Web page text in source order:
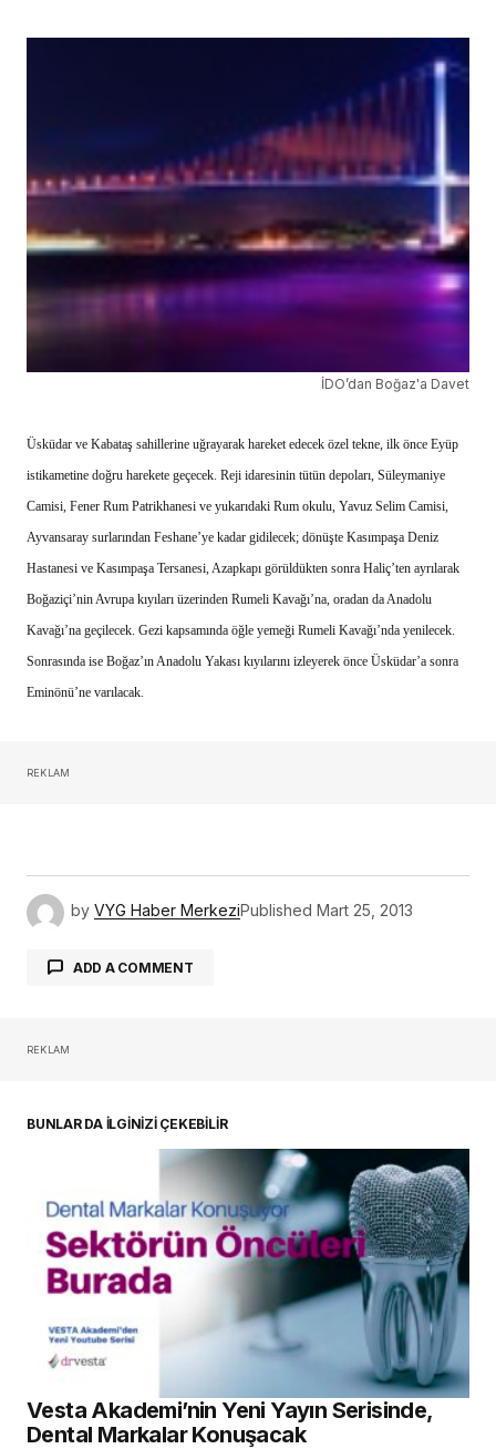
İDO’dan Boğaz'a Davet
Üsküdar ve Kabataş sahillerine uğrayarak hareket edecek özel tekne, ilk önce Eyüp
istikametine doğru harekete geçecek. Reji idaresinin tütün depoları, Süleymaniye
Camisi, Fener Rum Patrikhanesi ve yukarıdaki Rum okulu, Yavuz Selim Camisi,
Ayvansaray surlarından Feshane’ye kadar gidilecek; dönüşte Kasımpaşa Deniz
Hastanesi ve Kasımpaşa Tersanesi, Azapkapı görüldükten sonra Haliç’ten ayrılarak
Boğaziçi’nin Avrupa kıyıları üzerinden Rumeli Kavağı’na, oradan da Anadolu
Kavağı’na geçilecek. Gezi kapsamında öğle yemeği Rumeli Kavağı’nda yenilecek.
Sonrasında ise Boğaz’ın Anadolu Yakası kıyılarını izleyerek önce Üsküdar’a sonra
Eminönü’ne varılacak.
REKLAM
by VYG Haber MerkeziPublished Mart 25, 2013
ADD A COMMENT
REKLAM
BUNLAR DA İLGİNİZİ ÇEKEBİLİR
Vesta Akademi’nin Yeni Yayın Serisinde,
Dental Markalar Konuşacak